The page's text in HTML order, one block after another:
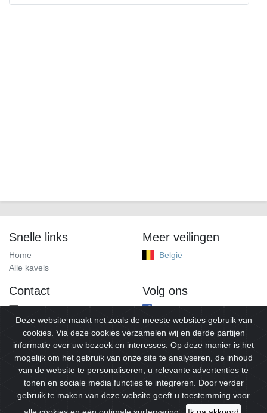
Snelle links
Home
Alle kavels
Meer veilingen
België
Contact
info@alleveilingen.net
Volg ons
Facebook
© 2026Alleveilingen.Alle rechten voorbehouden.
Deze website maakt net zoals de meeste websites gebruik van
cookies. Via deze cookies verzamelen wij en derde partijen
informatie over uw bezoek en interesses. Op deze manier is het
mogelijk om het gebruik van onze site te analyseren, de inhoud
van de website te personaliseren, u relevante advertenties te
tonen en sociale media functies te integreren. Door verder
gebruik te maken van deze website geeft u toestemming voor